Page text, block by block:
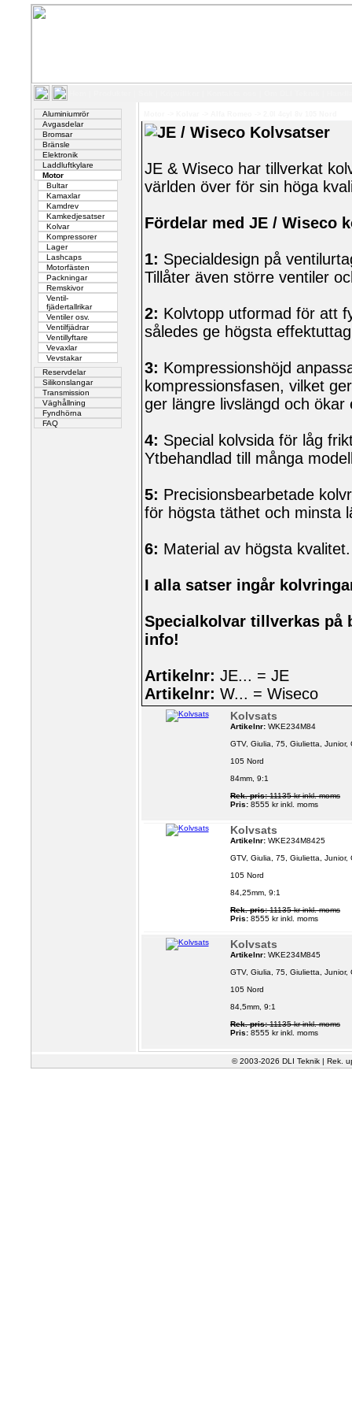
Aluminiumrör
Avgasdelar
Bromsar
Bränsle
Elektronik
Laddluftkylare
Motor
Bultar
Kamaxlar
Kamdrev
Kamkedjesatser
Kolvar
Kompressorer
Lager
Lashcaps
Motorfästen
Packningar
Remskivor
Ventil-
fjädertallrikar
Ventiler osv.
Ventilfjädrar
Ventillyftare
Vevaxlar
Vevstakar
Reservdelar
Silikonslangar
Transmission
Väghållning
Fyndhörna
FAQ
JE / Wiseco Kolvsatser
JE & Wiseco har tillverkat
världen över för sin höga
Fördelar med JE / Wiseco
1: Specialdesign på
Tillåter även större ventiler
2: Kolvtopp utformad för att
således ge högsta
3: Kompressionshöjd
kompressionsfasen, vilket
ger längre livslängd och ökar
4: Special kolvsida för låg
Ytbehandlad till många
5: Precisionsbearbetade
för högsta täthet och minsta
6: Material av högsta
I alla satser ingår
Specialkolvar tillverkas på
info!
Artikelnr: JE... = JE
Artikelnr: W... = Wiseco
Kolvsats
Artikelnr: WKE234M84
GTV, Giulia, 75, Giulietta, Junior,
105 Nord
84mm, 9:1
Rek. pris:11135 kr inkl. moms
Pris: 8555 kr inkl. moms
Kolvsats
Artikelnr: WKE234M8425
GTV, Giulia, 75, Giulietta, Junior,
105 Nord
84,25mm, 9:1
Rek. pris:11135 kr inkl. moms
Pris: 8555 kr inkl. moms
Kolvsats
Artikelnr: WKE234M845
GTV, Giulia, 75, Giulietta, Junior,
105 Nord
84,5mm, 9:1
Rek. pris:11135 kr inkl. moms
Pris: 8555 kr inkl. moms
© 2003-2026 DLI Teknik | Rek.